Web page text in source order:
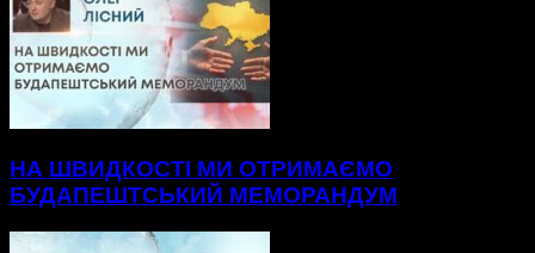
НА ШВИДКОСТІ МИ ОТРИМАЄМО
БУДАПЕШТСЬКИЙ МЕМОРАНДУМ